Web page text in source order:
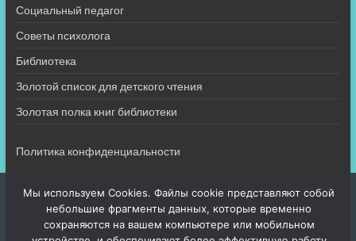
Социальный педагог
Советы психолога
Библиотека
Золотой список для детского чтения
Золотая полка книг библиотеки
Политика конфиденциальности
Мы используем Cookies. Файлы cookie представляют собой
небольшие фрагменты данных, которые временно
сохраняются на вашем компьютере или мобильном